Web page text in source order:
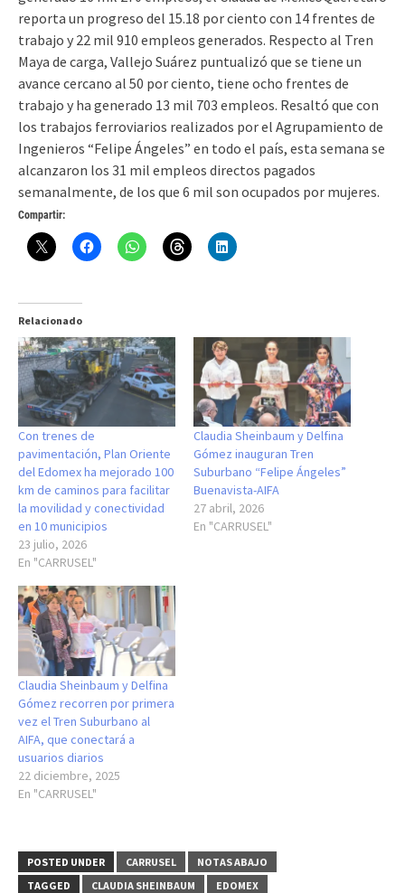
reporta un progreso del 15.18 por ciento con 14 frentes de
trabajo y 22 mil 910 empleos generados. Respecto al Tren
Maya de carga, Vallejo Suárez puntualizó que se tiene un
avance cercano al 50 por ciento, tiene ocho frentes de
trabajo y ha generado 13 mil 703 empleos. Resaltó que con
los trabajos ferroviarios realizados por el Agrupamiento de
Ingenieros “Felipe Ángeles” en todo el país, esta semana se
alcanzaron los 31 mil empleos directos pagados
semanalmente, de los que 6 mil son ocupados por mujeres.
Compartir:
Relacionado
Con trenes de
pavimentación, Plan Oriente
del Edomex ha mejorado 100
km de caminos para facilitar
la movilidad y conectividad
en 10 municipios
23 julio, 2026
En "CARRUSEL"
Claudia Sheinbaum y Delfina
Gómez inauguran Tren
Suburbano “Felipe Ángeles”
Buenavista-AIFA
27 abril, 2026
En "CARRUSEL"
Claudia Sheinbaum y Delfina
Gómez recorren por primera
vez el Tren Suburbano al
AIFA, que conectará a
usuarios diarios
22 diciembre, 2025
En "CARRUSEL"
POSTED UNDER CARRUSEL
NOTAS ABAJO
TAGGED
CLAUDIA SHEINBAUM EDOMEX